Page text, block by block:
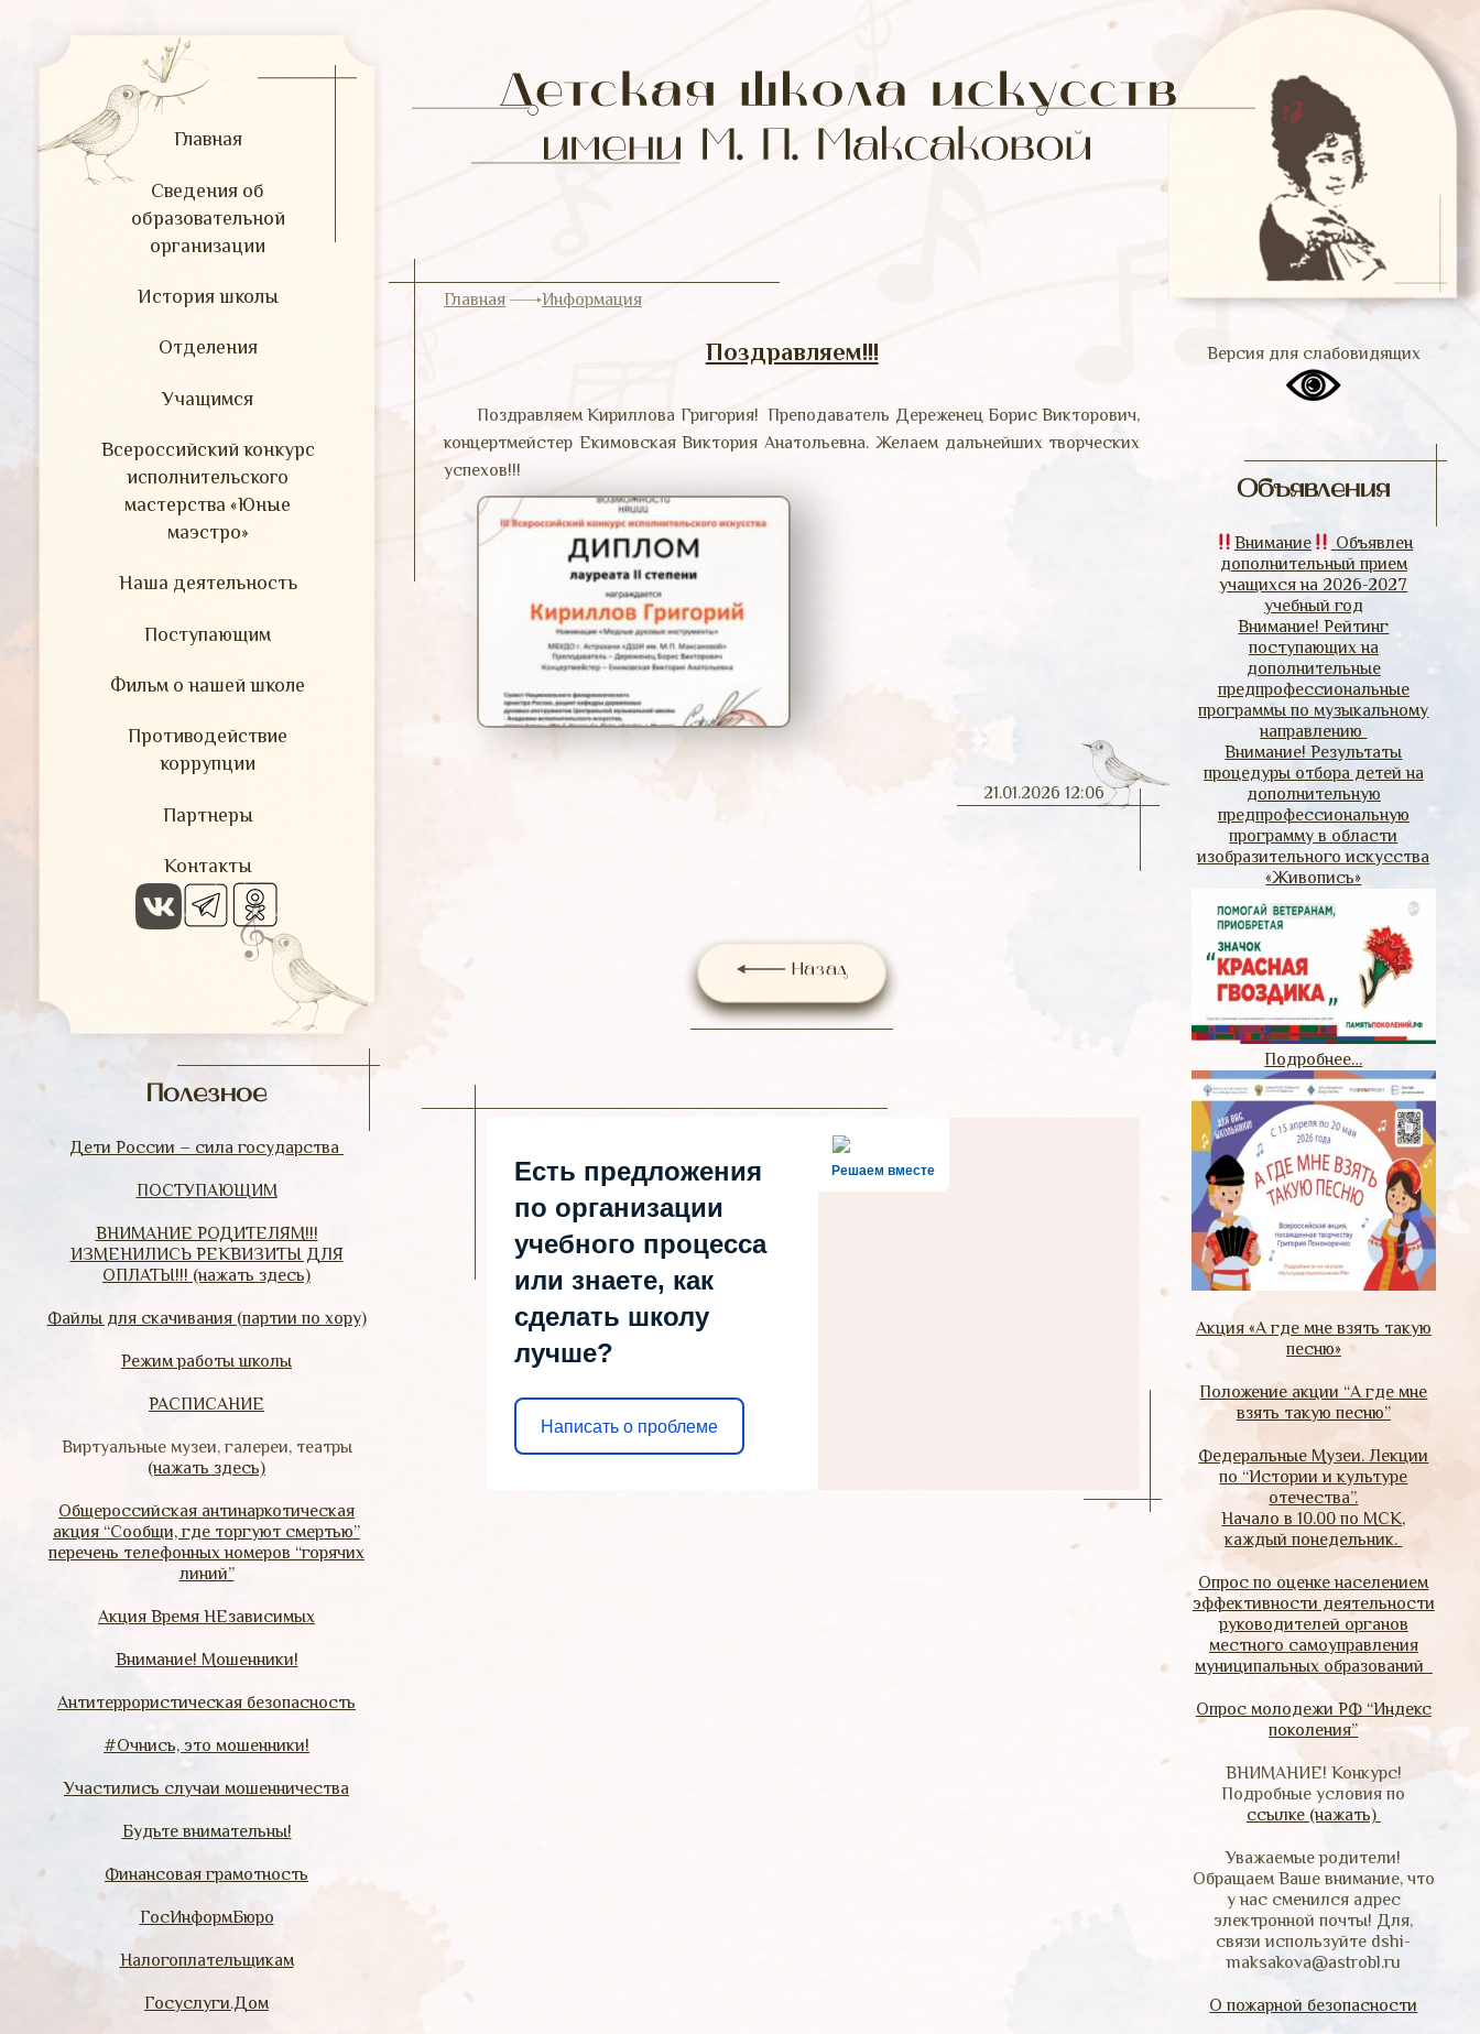
Главная
Сведения об
образовательной
организации
История школы
Отделения
Учащимся
Всероссийский конкурс
исполнительского
мастерства «Юные
маэстро»
Наша деятельность
Поступающим
Фильм о нашей школе
Противодействие
коррупции
Партнеры
Контакты
Полезное
Дети России – сила государства
ПОСТУПАЮЩИМ
ВНИМАНИЕ РОДИТЕЛЯМ!!!
ИЗМЕНИЛИСЬ РЕКВИЗИТЫ ДЛЯ
ОПЛАТЫ!!! (нажать здесь)
Файлы для скачивания (партии по хору)
Режим работы школы
РАСПИСАНИЕ
Виртуальные музеи, галереи, театры
(нажать здесь)
Общероссийская антинаркотическая
акция “Сообщи, где торгуют смертью”
перечень телефонных номеров “горячих
линий”
Акция Время НЕзависимых
Внимание! Мошенники!
Антитеррористическая безопасность
#Очнись, это мошенники!
Участились случаи мошенничества
Будьте внимательны!
Финансовая грамотность
ГосИнформБюро
Налогоплательщикам
Госуслуги.Дом
Главная Информация
Поздравляем!!!
Поздравляем Кириллова Григория! Преподаватель Дереженец Борис Викторович,
концертмейстер Екимовская Виктория Анатольевна. Желаем дальнейших творческих
успехов!!!
21.01.2026 12:06
Назад
Решаем вместе
Есть предложения
по организации
учебного процесса
или знаете, как
сделать школу
лучше?
Написать о проблеме
Версия для слабовидящих
Объявления
Внимание
Объявлен
дополнительный прием
учащихся на 2026-2027
учебный год
Внимание! Рейтинг
поступающих на
дополнительные
предпрофессиональные
программы по музыкальному
направлению
Внимание! Результаты
процедуры отбора детей на
дополнительную
предпрофессиональную
программу в области
изобразительного искусства
«Живопись»
Подробнее…
Акция «А где мне взять такую
песню»
Положение акции “А где мне
взять такую песню”
Федеральные Музеи. Лекции
по “Истории и культуре
отечества”.
Начало в 10.00 по МСК,
каждый понедельник.
Опрос по оценке населением
эффективности деятельности
руководителей органов
местного самоуправления
муниципальных образований
Опрос молодежи РФ “Индекс
поколения”
ВНИМАНИЕ! Конкурс!
Подробные условия по
ссылке (нажать)
Уважаемые родители!
Обращаем Ваше внимание, что
у нас сменился адрес
электронной почты! Для,
связи используйте dshi-
maksakova@astrobl.ru
О пожарной безопасности